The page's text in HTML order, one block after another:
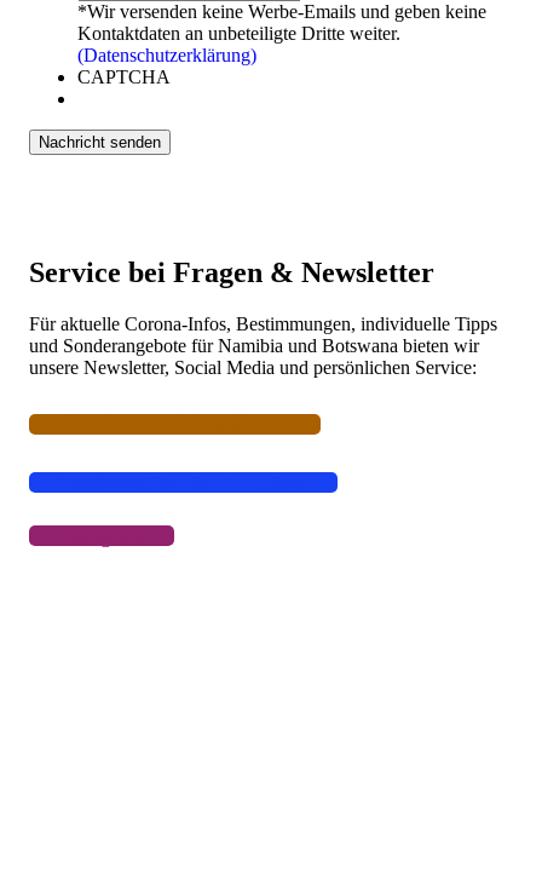
*Wir versenden keine Werbe-Emails und geben keine
Kontaktdaten an unbeteiligte Dritte weiter.
(Datenschutzerklärung)
CAPTCHA
Service bei Fragen & Newsletter
Für aktuelle Corona-Infos, Bestimmungen, individuelle Tipps
und Sonderangebote für Namibia und Botswana bieten wir
unsere Newsletter, Social Media und persönlichen Service:
Service und Newsletter